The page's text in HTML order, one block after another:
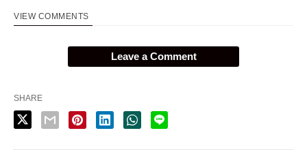
VIEW COMMENTS
Leave a Comment
SHARE